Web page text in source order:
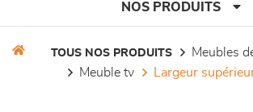
NOS PRODUITS
TOUS NOS PRODUITS
meubles
meuble tv
largeur